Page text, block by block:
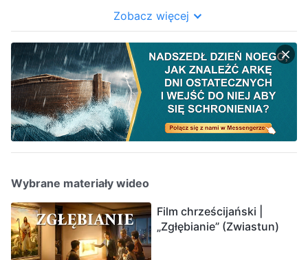
Zobacz więcej
Wybrane materiały wideo
Film chrześcijański |
„Zgłębianie” (Zwiastun)